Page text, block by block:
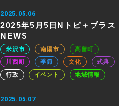
2025.05.06
2025年5月5日Nトピ＋プラス
NEWS
米沢市 南陽市
高畠町
川西町
季節 文化
式典
行政
イベント 地域情報
2025.05.07